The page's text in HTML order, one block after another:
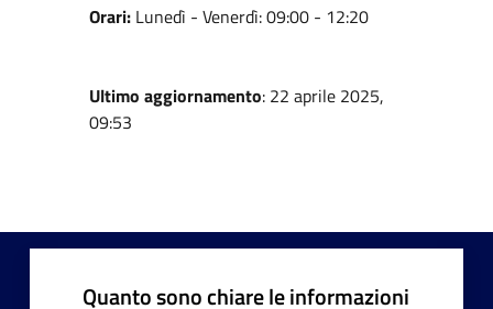
Orari: Lunedì - Venerdì: 09:00 - 12:20
Ultimo aggiornamento: 22 aprile 2025,
09:53
Quanto sono chiare le informazioni